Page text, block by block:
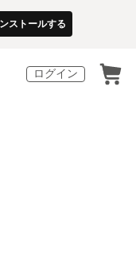
ストールする
ログイン